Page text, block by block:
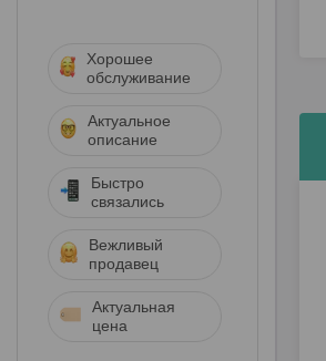
Хорошее
обслуживание
Актуальное
описание
Быстро
связались
Вежливый
продавец
Актуальная
цена